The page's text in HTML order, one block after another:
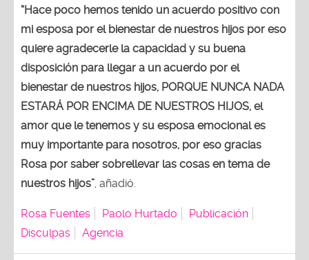
“Hace poco hemos tenido un acuerdo positivo con
mi esposa por el bienestar de nuestros hijos por eso
quiere agradecerle la capacidad y su buena
disposición para llegar a un acuerdo por el
bienestar de nuestros hijos, PORQUE NUNCA NADA
ESTARÁ POR ENCIMA DE NUESTROS HIJOS, el
amor que le tenemos y su esposa emocional es
muy importante para nosotros, por eso gracias
Rosa por saber sobrellevar las cosas en tema de
nuestros hijos” , añadió.
Rosa Fuentes Paolo Hurtado
Publicación
Disculpas
Agencia